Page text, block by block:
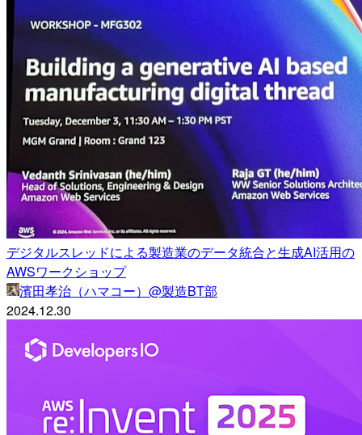
デジタルスレッドによる製造業のデータ統合と生成AI活用の
AWSワークショップ
濱田孝治（ハマコー）@製造BT部
2024.12.30